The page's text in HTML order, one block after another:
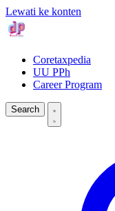
Lewati ke konten
Coretaxpedia
UU PPh
Career Program
Search